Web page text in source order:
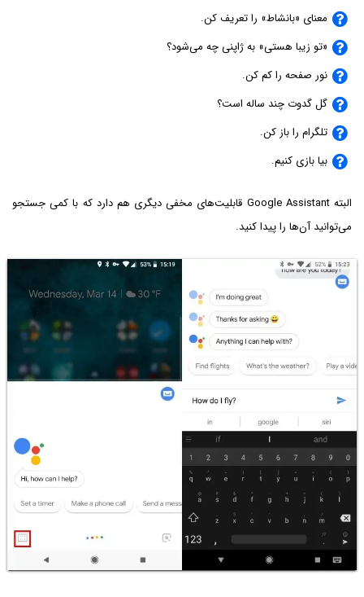
معنای «بانشاط» را تعریف کن.
«تو زیبا هستی» به ژاپنی چه می‌شود؟
نور صفحه را کم کن.
گل گدوت چند ساله است؟
تلگرام را باز کن.
بیا بازی کنیم.
البته Google Assistant قابلیت‌های مخفی دیگری هم دارد که با کمی جستجو
می‌توانید آن‌ها را پیدا کنید.